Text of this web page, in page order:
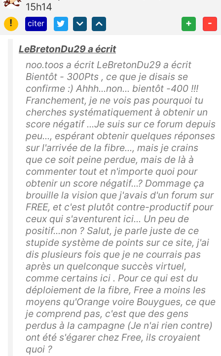
15h14
!
citer + -
LeBretonDu29 a écrit
noo.toos a écrit LeBretonDu29 a écrit
Bientôt - 300Pts , ce que je disais se
confirme :) Ahhh...non... bientôt -400 !!!
Franchement, je ne vois pas pourquoi tu
cherches systématiquement à obtenir un
score négatif ...Je suis sur ce forum depuis
peu..., espérant obtenir quelques réponses
sur l'arrivée de la fibre..., mais je crains
que ce soit peine perdue, mais de là à
commenter tout et n'importe quoi pour
obtenir un score négatif...? Dommage ça
brouille la vision que j'avais d'un forum sur
FREE, et c'est plutôt contre-productif pour
ceux qui s'aventurent ici... Un peu de
positif...non ? Salut, je parle juste de ce
stupide système de points sur ce site, j'ai
dis plusieurs fois que je ne courrais pas
après un quelconque succès virtuel,
comme certains ici . Pour ce qui est du
déploiement de la fibre, Free a moins les
moyens qu'Orange voire Bouygues, ce que
je comprend pas, c'est que des gens
perdus à la campagne (Je n'ai rien contre)
ont été s'égarer chez Free, ils croyaient
quoi ?